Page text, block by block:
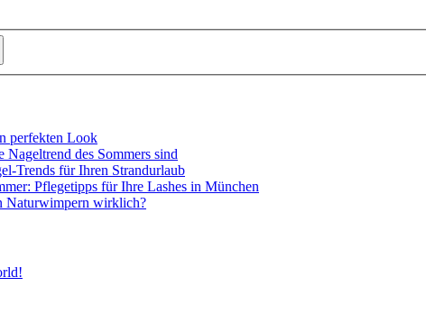
perfekten Look
Nageltrend des Sommers sind
Trends für Ihren Strandurlaub
Pflegetipps für Ihre Lashes in München
Naturwimpern wirklich?